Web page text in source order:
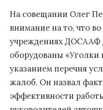
На совещании Олег
внимание на то, что
учреждениях
оборудованы «Уголки
указанием перечня
жалоб. Он назвал
эффективности